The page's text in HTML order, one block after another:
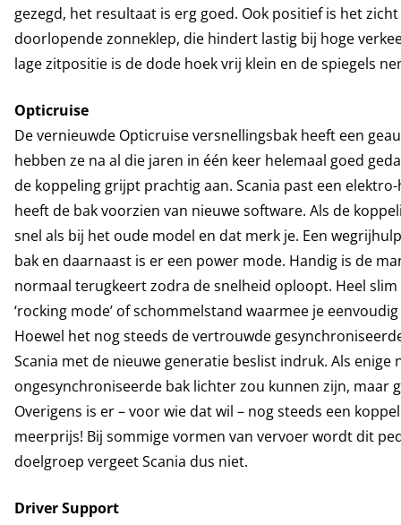
gezegd, het resultaat is erg goed. Ook positief is het
doorlopende zonneklep, die hindert lastig bij hoge
lage zitpositie is de dode hoek vrij klein en de spiegels
Opticruise
De vernieuwde Opticruise versnellingsbak heeft een
hebben ze na al die jaren in één keer helemaal goed
de koppeling grijpt prachtig aan. Scania past een
heeft de bak voorzien van nieuwe software. Als de
snel als bij het oude model en dat merk je. Een
bak en daarnaast is er een power mode. Handig is de
normaal terugkeert zodra de snelheid oploopt. Heel
‘rocking mode’ of schommelstand waarmee je
Hoewel het nog steeds de vertrouwde
Scania met de nieuwe generatie beslist indruk. Als enige
ongesynchroniseerde bak lichter zou kunnen zijn,
Overigens is er – voor wie dat wil – nog steeds een
meerprijs! Bij sommige vormen van vervoer wordt dit
doelgroep vergeet Scania dus niet.
Driver Support